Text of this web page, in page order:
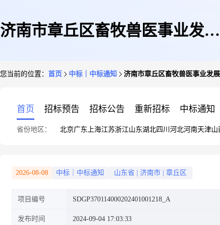
济南市章丘区畜牧兽医事业发展
生部)成交公告
您当前的位置： 首页 中标｜中标通知 济南市章丘区畜牧兽医事业发
首页 招标预告 招标公告 重新招标 中标通知
省份地区： 北京广东 上海江苏浙江山东湖北四川 河北河南天津山
2026-08-08 中标｜中标通知 山东省 济南市 章丘区
项目编号 SDGP370114000202401001218_A
发布时间 2024-09-04 17:03:33